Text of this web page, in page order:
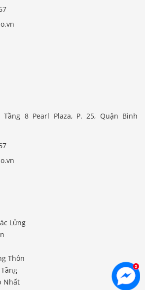
8 Pearl Plaza, P. 25, Quận Bình
Lửng
Thôn
Nhất